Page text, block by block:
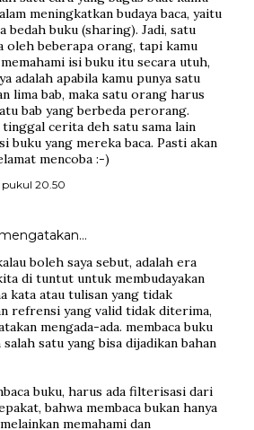
meningkatkan budaya baca, yaitu
bedah buku (sharing). Jadi, satu
oleh beberapa orang, tapi kamu
isi buku itu secara utuh,
adalah apabila kamu punya satu
lima bab, maka satu orang harus
bab yang berbeda perorang.
cerita deh satu sama lain
buku yang mereka baca. Pasti akan
mencoba :-)
pukul 20.50
boleh saya sebut, adalah era
di tuntut untuk membudayakan
kata atau tulisan yang tidak
refrensi yang valid tidak diterima,
mengada-ada. membaca buku
satu yang bisa dijadikan bahan
buku, harus ada filterisasi dari
bahwa membaca bukan hanya
memahami dan